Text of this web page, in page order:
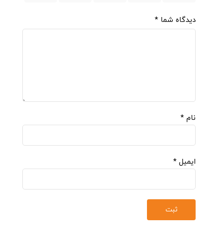
دیدگاه شما *
نام *
ایمیل *